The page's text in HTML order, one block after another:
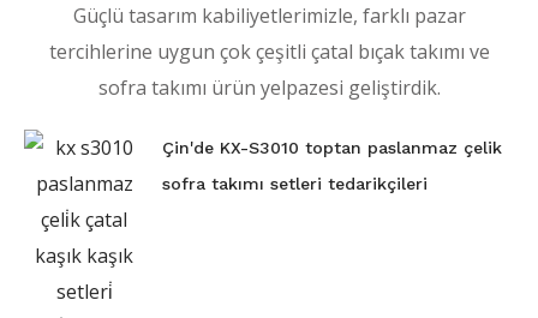
Güçlü tasarım kabiliyetlerimizle, farklı pazar
tercihlerine uygun çok çeşitli çatal bıçak takımı ve
sofra takımı ürün yelpazesi geliştirdik.
Çin'de KX-S3010 toptan paslanmaz çelik
sofra takımı setleri tedarikçileri